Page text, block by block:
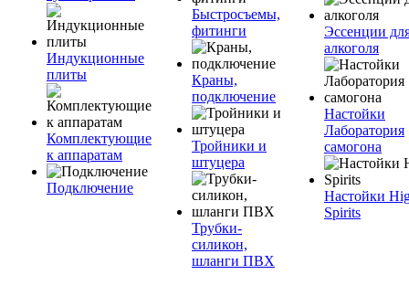
Индукционные
плиты
Комплектующие
к аппаратам
Подключение
Быстросъемы,
фитинги
Краны,
подключение
Тройники и
штуцера
Трубки-
силикон,
шланги ПВХ
Эссенции
алкоголя
Настойки
Лаборатория
самогона
Настойки
Spirits